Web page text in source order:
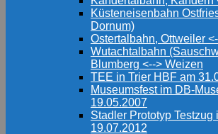
Küsteneisenbahn
Dornum)
Ostertalbahn, Ottweiler
Wutachtalbahn
Blumberg <--> Weizen
TEE in Trier HBF am
Museumsfest im DB-
19.05.2007
Stadler Prototyp Testzug
19.07.2012